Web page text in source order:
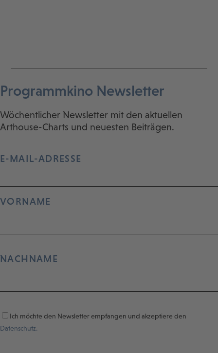
Programmkino Newsletter
Wöchentlicher Newsletter mit den aktuellen
Arthouse-Charts und neuesten Beiträgen.
E-MAIL-ADRESSE
VORNAME
NACHNAME
Ich möchte den Newsletter empfangen und akzeptiere den
Datenschutz.